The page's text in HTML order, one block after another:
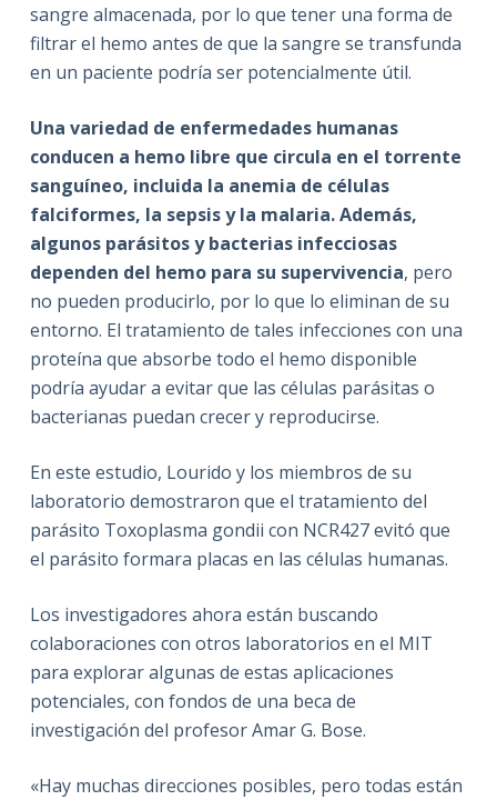
sangre almacenada, por lo que tener una forma de
filtrar el hemo antes de que la sangre se transfunda
en un paciente podría ser potencialmente útil.
Una variedad de enfermedades humanas
conducen a hemo libre que circula en el torrente
sanguíneo, incluida la anemia de células
falciformes, la sepsis y la malaria. Además,
algunos parásitos y bacterias infecciosas
dependen del hemo para su supervivencia, pero
no pueden producirlo, por lo que lo eliminan de su
entorno. El tratamiento de tales infecciones con una
proteína que absorbe todo el hemo disponible
podría ayudar a evitar que las células parásitas o
bacterianas puedan crecer y reproducirse.
En este estudio, Lourido y los miembros de su
laboratorio demostraron que el tratamiento del
parásito Toxoplasma gondii con NCR427 evitó que
el parásito formara placas en las células humanas.
Los investigadores ahora están buscando
colaboraciones con otros laboratorios en el MIT
para explorar algunas de estas aplicaciones
potenciales, con fondos de una beca de
investigación del profesor Amar G. Bose.
«Hay muchas direcciones posibles, pero todas están